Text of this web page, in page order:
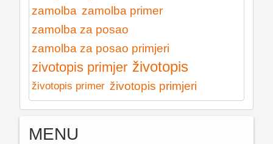
zamolba zamolba primer
zamolba za posao
zamolba za posao primjeri
zivotopis primjer životopis
životopis primer životopis primjeri
MENU